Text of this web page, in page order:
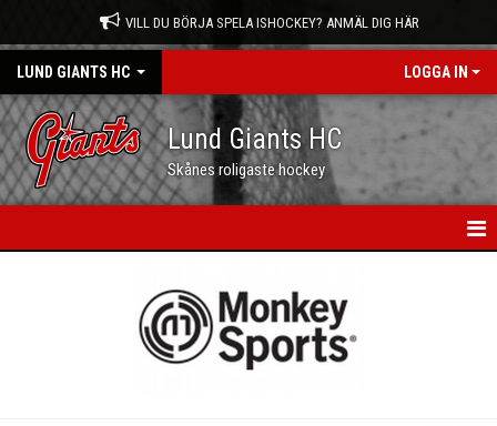
VILL DU BÖRJA SPELA ISHOCKEY? ANMÄL DIG HÄR
LUND GIANTS HC LOGGA IN
Lund Giants HC
Skånes roligaste hockey